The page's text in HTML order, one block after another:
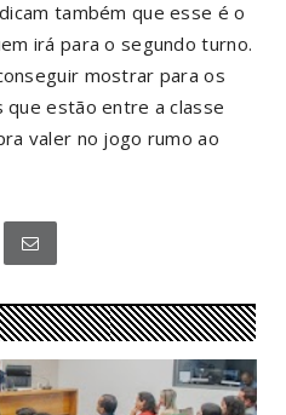
também que esse é o
irá para o segundo turno.
mostrar para os
estão entre a classe
valer no jogo rumo ao